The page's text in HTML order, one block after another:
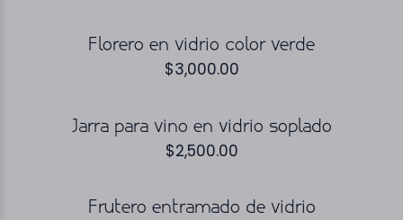
Florero en vidrio color verde
$3,000.00
Jarra para vino en vidrio soplado
$2,500.00
Frutero entramado de vidrio